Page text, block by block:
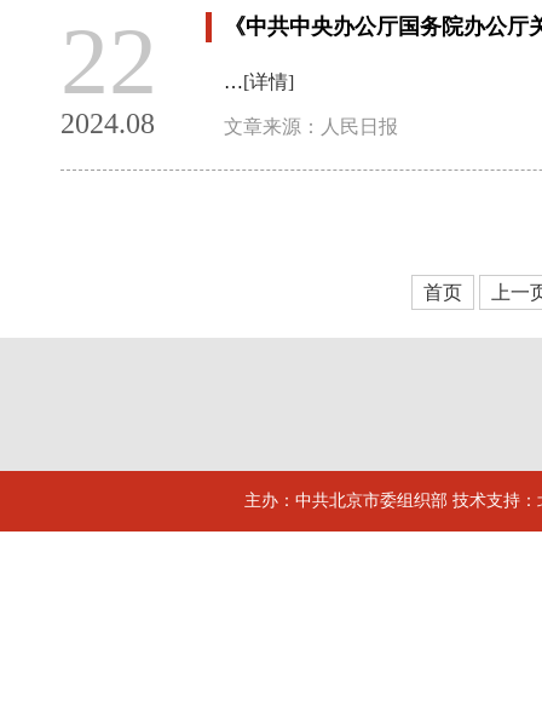
22
2024.08
《中共中央办公厅国务院办公
…[详情]
文章来源：人民日报
首页 上一
主办：中共北京市委组织部 技术支持